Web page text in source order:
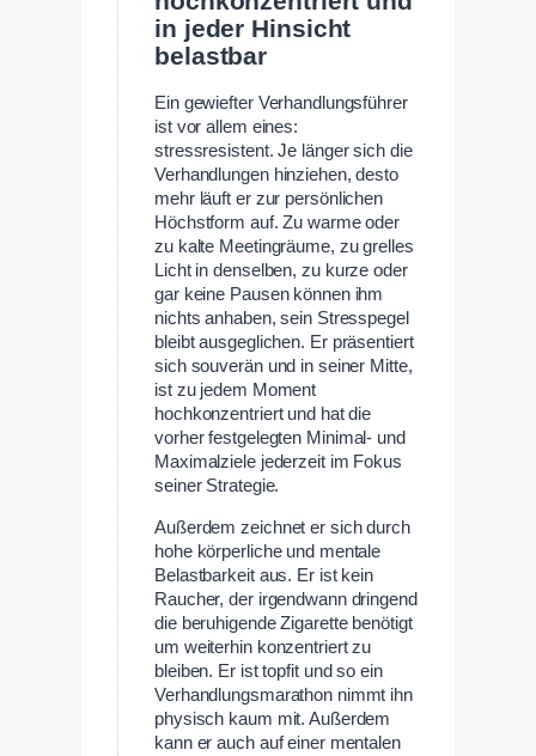
in jeder Hinsicht
belastbar
Ein gewiefter Verhandlungsführer
ist vor allem eines:
stressresistent. Je länger sich die
Verhandlungen hinziehen, desto
mehr läuft er zur persönlichen
Höchstform auf. Zu warme oder
zu kalte Meetingräume, zu grelles
Licht in denselben, zu kurze oder
gar keine Pausen können ihm
nichts anhaben, sein Stresspegel
bleibt ausgeglichen. Er präsentiert
sich souverän und in seiner Mitte,
ist zu jedem Moment
hochkonzentriert und hat die
vorher festgelegten Minimal- und
Maximalziele jederzeit im Fokus
seiner Strategie.
Außerdem zeichnet er sich durch
hohe körperliche und mentale
Belastbarkeit aus. Er ist kein
Raucher, der irgendwann dringend
die beruhigende Zigarette benötigt
um weiterhin konzentriert zu
bleiben. Er ist topfit und so ein
Verhandlungsmarathon nimmt ihn
physisch kaum mit. Außerdem
kann er auch auf einer mentalen